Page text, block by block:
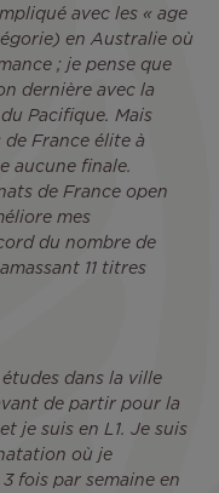
avec les « age
en Australie où
; je pense que
dernière avec la
Pacifique. Mais
France élite à
aucune finale.
de France open
mes
du nombre de
11 titres
dans la ville
de partir pour la
je suis en L1. Je suis
où je
fois par semaine en